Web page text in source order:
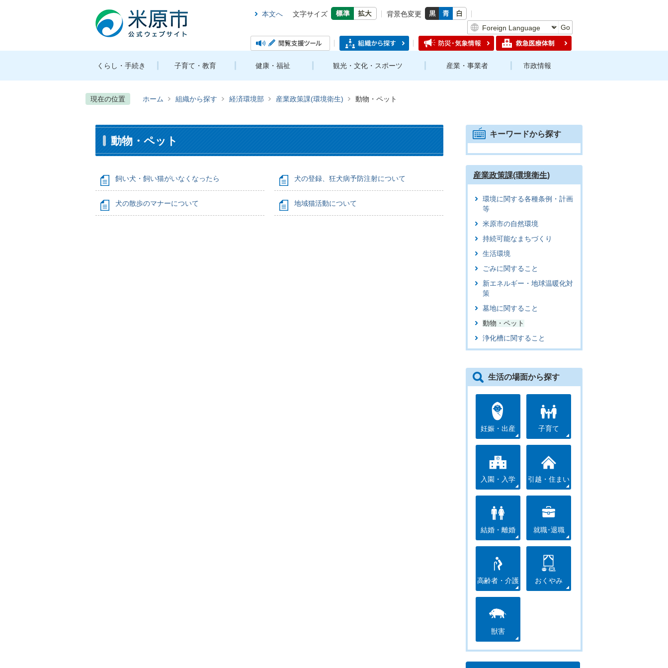
本文へ 文字サイズ
背景色変更
Go
くらし・手続き 子育て・教育 健康・福祉 観光・文化・スポーツ 産業・事業者 市政情報
現在の位置 ホーム 組織から探す 経済環境部 産業政策課(環境衛生) 動物・ペット
動物・ペット
飼い犬・飼い猫がいなくなったら 犬の登録、狂犬病予防注射について
犬の散歩のマナーについて 地域猫活動について
キーワードから探す
産業政策課(環境衛生)
環境に関する各種条例・計画
等
米原市の自然環境
持続可能なまちづくり
生活環境
ごみに関すること
新エネルギー・地球温暖化対
策
墓地に関すること
動物・ペット
浄化槽に関すること
生活の場面から探す
妊娠・出産 子育て
入園・入学 引越・住まい
結婚・離婚 就職･退職
高齢者・介護 おくやみ
獣害